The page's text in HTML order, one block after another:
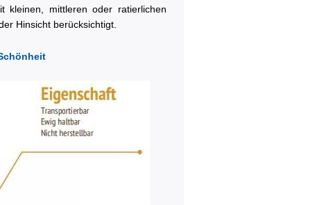
kleinen, mittleren oder ratierlichen
Hinsicht berücksichtigt.